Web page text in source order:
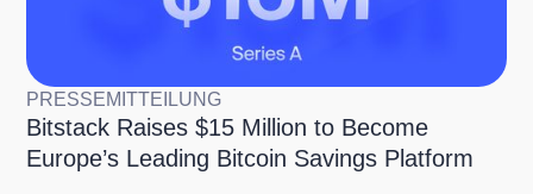
PRESSEMITTEILUNG
Bitstack Raises $15 Million to Become
Europe’s Leading Bitcoin Savings Platform